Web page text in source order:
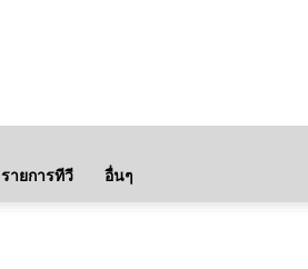
รายการทีวี อื่นๆ